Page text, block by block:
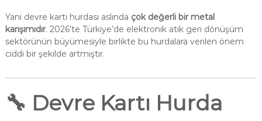
Yani devre kartı hurdası aslında çok değerli bir metal
karışımıdır. 2026’te Türkiye’de elektronik atık geri dönüşüm
sektörünün büyümesiyle birlikte bu hurdalara verilen önem
ciddi bir şekilde artmıştır.
🔧 Devre Kartı Hurda